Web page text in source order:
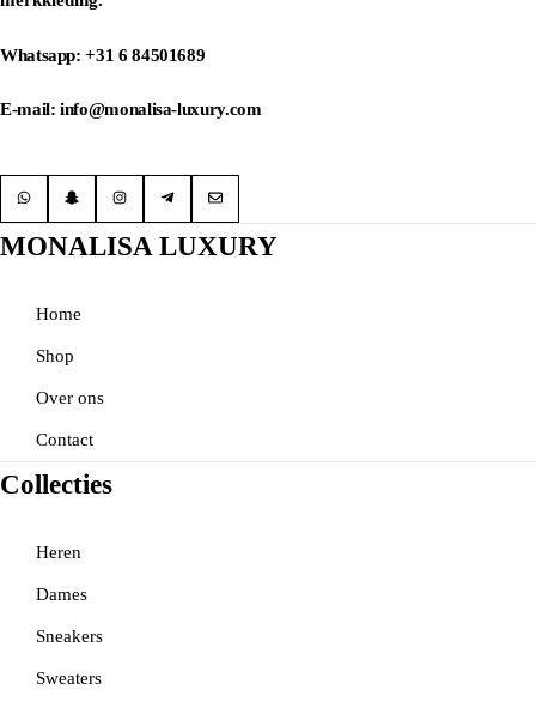
Whatsapp: +31 6 84501689
E-mail: info@monalisa-luxury.com
MONALISA LUXURY
Home
Shop
Over ons
Contact
Collecties
Heren
Dames
Sneakers
Sweaters